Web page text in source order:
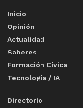
Inicio
Opinión
Actualidad
Saberes
Formación Cívica
Tecnología / IA
Directorio